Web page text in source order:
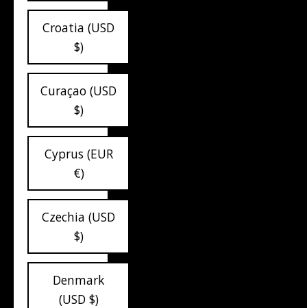
Croatia (USD
$)
Curaçao (USD
$)
Cyprus (EUR
€)
Czechia (USD
$)
Denmark
(USD $)